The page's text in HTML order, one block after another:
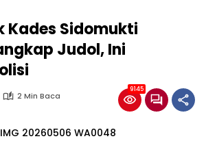
Kades Sidomukti
Judol, Ini
2 Min Baca
9145